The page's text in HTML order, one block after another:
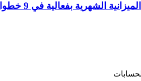
الشهرية بفعالية في 9 خطوات فعاله